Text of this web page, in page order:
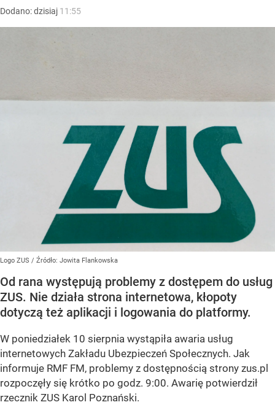
Dodano:dzisiaj 11:55
Logo ZUS / Źródło: Jowita Flankowska
Od rana występują problemy z dostępem do usług
ZUS. Nie działa strona internetowa, kłopoty
dotyczą też aplikacji i logowania do platformy.
W poniedziałek 10 sierpnia wystąpiła awaria usług
internetowych Zakładu Ubezpieczeń Społecznych. Jak
informuje RMF FM, problemy z dostępnością strony zus.pl
rozpoczęły się krótko po godz. 9:00. Awarię potwierdził
rzecznik ZUS Karol Poznański.